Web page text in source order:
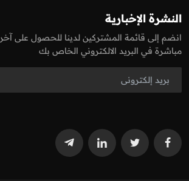
النشرة الإخبارية
انضم إلى قائمة المشتركين لدينا للحصول على
مباشرة في البريد الالكتروني الخاص بك